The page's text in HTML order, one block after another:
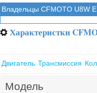
Владельцы CFMOTO U8W
⚙ Характеристки
Двигатель Трансмиссия
Модель